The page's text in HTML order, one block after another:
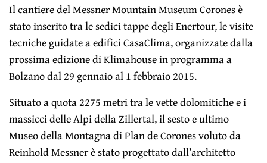
Il cantiere delMessner Mountain Museum Coronesè
stato inserito tra le sedici tappe degli Enertour, le visite
tecniche guidate a edifici CasaClima, organizzate dalla
prossima edizione diKlimahousein programma a
Bolzano dal 29 gennaio al 1 febbraio 2015.
Situato a quota 2275 metri tra le vette dolomitiche e i
massicci delle Alpi della Zillertal, il sesto e ultimo
Museo della Montagna di Plan de Coronesvoluto da
Reinhold Messner è stato progettato dall’architetto